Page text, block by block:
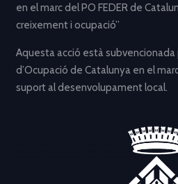
en el marc del PO FEDER de
creixement i ocupació”
Aquesta acció està subvencionada
d’Ocupació de Catalunya en el
suport al desenvolupament local.